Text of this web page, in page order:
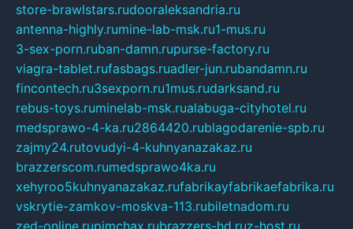
store-brawlstars.rudooraleksandria.ru
antenna-highly.rumine-lab-msk.ru1-mus.ru
3-sex-porn.ruban-damn.rupurse-factory.ru
viagra-tablet.rufasbags.ruadler-jun.rubandamn.ru
fincontech.ru3sexporn.ru1mus.rudarksand.ru
rebus-toys.ruminelab-msk.rualabuga-cityhotel.ru
medsprawo-4-ka.ru2864420.rublagodarenie-spb.ru
zajmy24.rutovudyi-4-kuhnyanazakaz.ru
brazzerscom.rumedsprawo4ka.ru
xehyroo5kuhnyanazakaz.rufabrikayfabrikaefabrika.ru
vskrytie-zamkov-moskva-113.rubiletnadom.ru
zed-online.rupimchax.rubrazzers-hd.ruz-host.ru